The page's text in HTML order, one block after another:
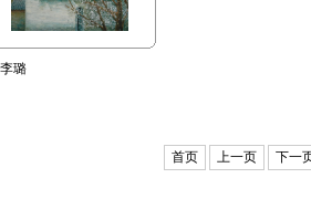
李璐
首页 上一页 下一